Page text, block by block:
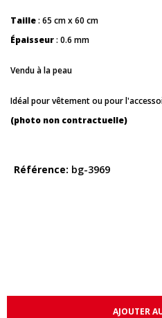
Taille: 65 cm x 60 cm
Épaisseur: 0.6 mm
Vendu à la peau
Idéal pour vêtement ou pour
(photo non contractuelle)
Référence bg-3969
AJOUTER